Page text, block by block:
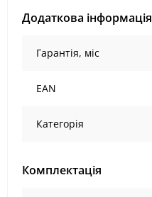
Додаткова інформація
Гарантія, міс
EAN
Категорія
Комплектація